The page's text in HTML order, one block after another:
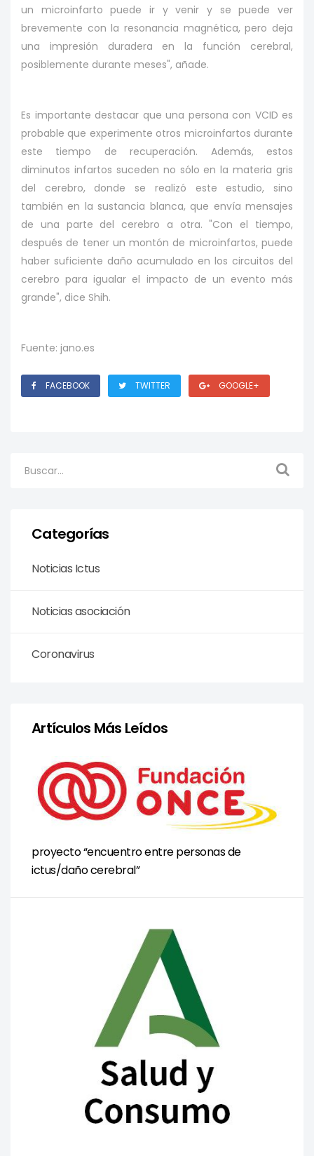
un microinfarto puede ir y venir y se puede ver
brevemente con la resonancia magnética, pero deja
una impresión duradera en la función cerebral,
posiblemente durante meses", añade.
Es importante destacar que una persona con VCID es
probable que experimente otros microinfartos durante
este tiempo de recuperación. Además, estos
diminutos infartos suceden no sólo en la materia gris
del cerebro, donde se realizó este estudio, sino
también en la sustancia blanca, que envía mensajes
de una parte del cerebro a otra. "Con el tiempo,
después de tener un montón de microinfartos, puede
haber suficiente daño acumulado en los circuitos del
cerebro para igualar el impacto de un evento más
grande", dice Shih.
Fuente: jano.es
FACEBOOK TWITTER GOOGLE+
Categorías
Noticias Ictus
Noticias asociación
Coronavirus
Artículos Más Leídos
proyecto “encuentro entre personas de
ictus/daño cerebral”